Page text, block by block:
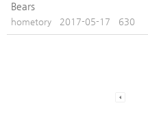
Bears
hometory 2017-05-17 630